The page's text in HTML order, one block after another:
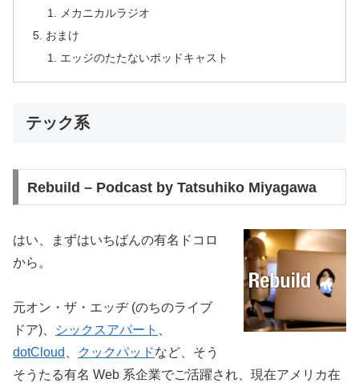
メカニカルラジオ
おまけ
エッジのたたないポッドキャスト
テック系
Rebuild – Podcast by Tatsuhiko Miyagawa
はい、まずはいちばんの有名ドコロ
から。
元オン・ザ・エッヂ (のちのライブ
ドア)、
シックスアパート
dotCloud
クックパッドなど、そう
そうたる有名 Web 系企業でご活躍され、現在アメリカ在